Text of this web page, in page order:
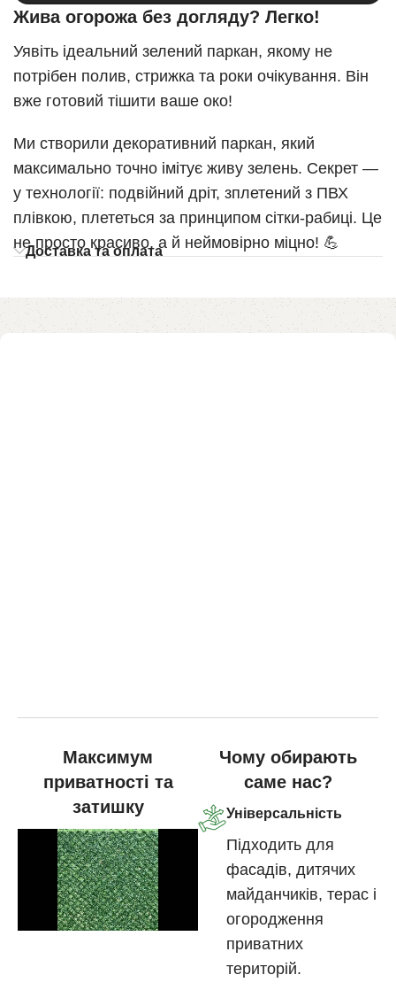
Жива огорожа без догляду? Легко!
Уявіть ідеальний зелений паркан, якому не
потрібен полив, стрижка та роки очікування. Він
вже готовий тішити ваше око!
Ми створили декоративний паркан, який
максимально точно імітує живу зелень. Секрет —
у технології: подвійний дріт, зплетений з ПВХ
плівкою, плететься за принципом сітки-рабиці. Це
не просто красиво, а й неймовірно міцно! 💪
Доставка та оплата
Максимум
приватності та
затишку
Чому обирають
саме нас?
Універсальність
Підходить для
фасадів, дитячих
майданчиків, терас і
огородження
приватних
територій.